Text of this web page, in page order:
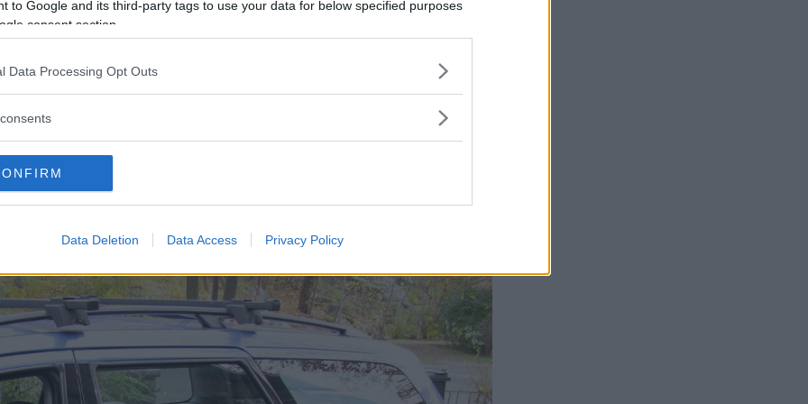
to Google and its third-party tags to use your data for below specified purposes
consent section.
Data Processing Opt Outs
Data Deletion Data Access Privacy Policy
nyligen.
för att driva ärendet vidare till Allmänna